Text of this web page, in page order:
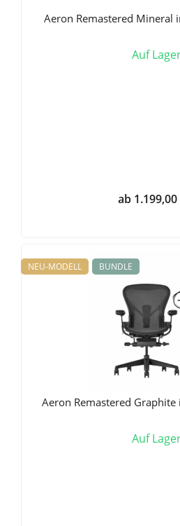
Aeron Remastered Mineral
Auf
ab
NEU-MODELL BUNDLE
Aeron Remastered
Auf